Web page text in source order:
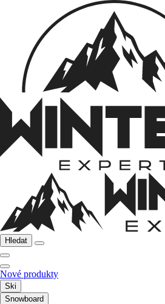
Hledat
Nové produkty
Ski
Snowboard